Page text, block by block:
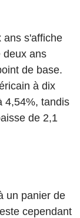
ans s'affiche
deux ans
de base.
à dix
4,54%, tandis
de 2,1
un panier de
cependant